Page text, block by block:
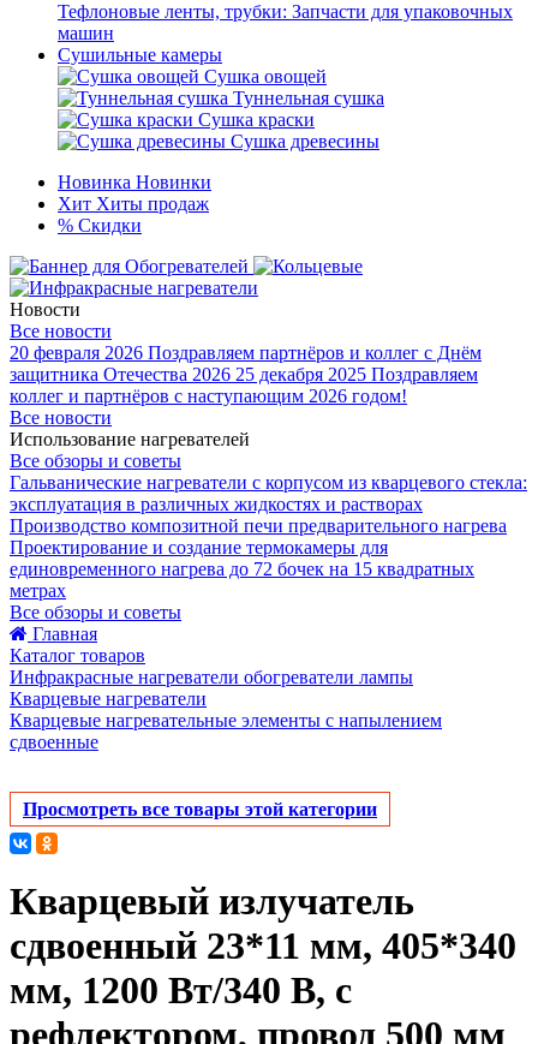
Тефлоновые ленты, трубки: Запчасти для упаковочных
машин
Сушильные камеры
Сушка овощей
Туннельная сушка
Сушка краски
Сушка древесины
Новинка Новинки
Хит Хиты продаж
% Скидки
Новости
Все новости
20 февраля 2026 Поздравляем партнёров и коллег с Днём
защитника Отечества 2026 25 декабря 2025 Поздравляем
коллег и партнёров с наступающим 2026 годом!
Все новости
Использование нагревателей
Все обзоры и советы
Гальванические нагреватели с корпусом из кварцевого стекла:
эксплуатация в различных жидкостях и растворах
Производство композитной печи предварительного нагрева
Проектирование и создание термокамеры для
единовременного нагрева до 72 бочек на 15 квадратных
метрах
Все обзоры и советы
Главная
Каталог товаров
Инфракрасные нагреватели обогреватели лампы
Кварцевые нагреватели
Кварцевые нагревательные элементы с напылением
сдвоенные
Просмотреть все товары этой категории
Кварцевый излучатель
cдвоенный 23*11 мм, 405*340
мм, 1200 Вт/340 В, с
рефлектором, провод 500 мм